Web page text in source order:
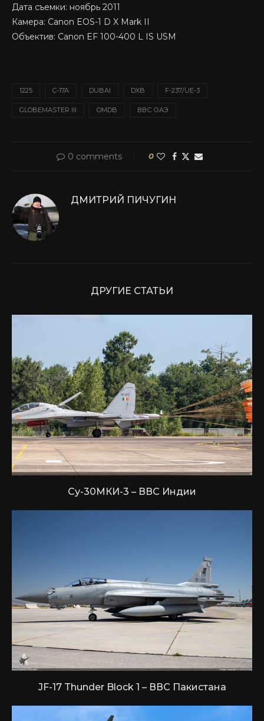
Дата съемки: ноябрь 2011
Камера: Canon EOS-1 D X Mark II
Объектив: Canon EF 100-400 L IS USM
1225 C-17A DUBAI DXB F-237/UE-3
GLOBEMASTER III OMDB ВВС ОАЭ
0 comments 0
ДМИТРИЙ ПИЧУГИН
ДРУГИЕ СТАТЬИ
Су-30МКИ-3 – ВВС Индии
JF-17 Thunder Block 1 – ВВС Пакистана